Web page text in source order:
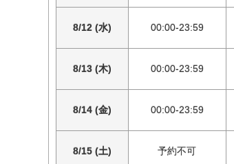
8/12 (水) 00:00-23:59
8/13 (木) 00:00-23:59
8/14 (金) 00:00-23:59
8/15 (土) 予約不可